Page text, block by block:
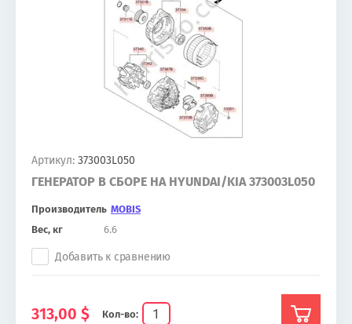
Артикул: 373003L050
ГЕНЕРАТОР В СБОРЕ НА HYUNDAI/KIA 373003L050
Производитель MOBIS
Вес, кг
6.6
Кол-во:
Добавить к сравнению
313,00 $